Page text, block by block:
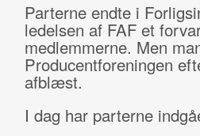
Parterne endte i
ledelsen af FAF et
medlemmerne. Men
Producentforeningen
afblæst.
I dag har parterne